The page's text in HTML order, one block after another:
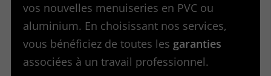
vos nouvelles menuiseries en PVC ou
aluminium. En choisissant nos services,
vous bénéficiez de toutes les garanties
associées à un travail professionnel.